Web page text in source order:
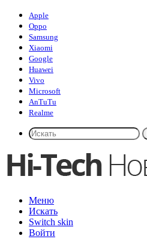
Apple
Oppo
Samsung
Xiaomi
Google
Huawei
Vivo
Microsoft
AnTuTu
Realme
Меню
Искать
Switch skin
Войти